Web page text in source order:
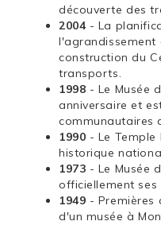
découverte des
2004 - La
l'agrandissement
construction du
transports.
1998 - Le Musée
anniversaire et
communautaires
1990 - Le Temple
historique
1973 - Le Musée
officiellement
1949 - Premières
d'un musée à